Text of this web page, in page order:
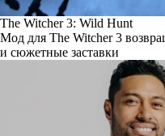
The Witcher 3: Wild Hunt
Мод для The Witcher 3
и сюжетные заставки